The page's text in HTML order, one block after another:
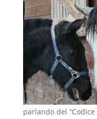
parlando del